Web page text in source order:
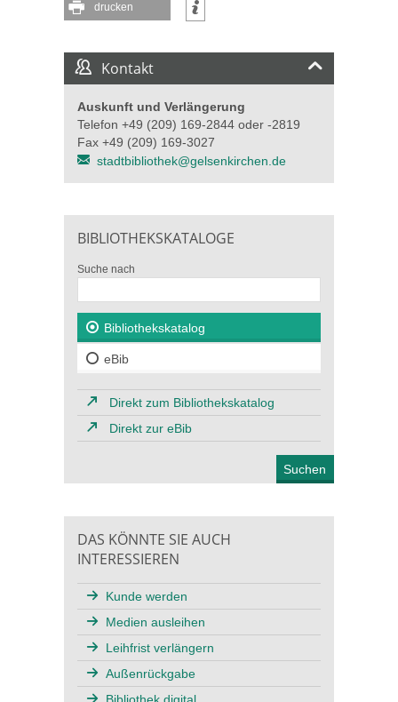
drucken
Kontakt
Auskunft und Verlängerung
Telefon +49 (209) 169-2844 oder -2819
Fax +49 (209) 169-3027
stadtbibliothek@gelsenkirchen.de
BIBLIOTHEKSKATALOGE
Suche nach
Bibliothekskatalog
eBib
Direkt zum Bibliothekskatalog
Direkt zur eBib
DAS KÖNNTE SIE AUCH
INTERESSIEREN
Kunde werden
Medien ausleihen
Leihfrist verlängern
Außenrückgabe
Bibliothek digital